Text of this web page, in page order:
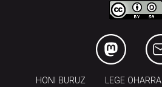
HONI BURUZ LEGE OHARRA